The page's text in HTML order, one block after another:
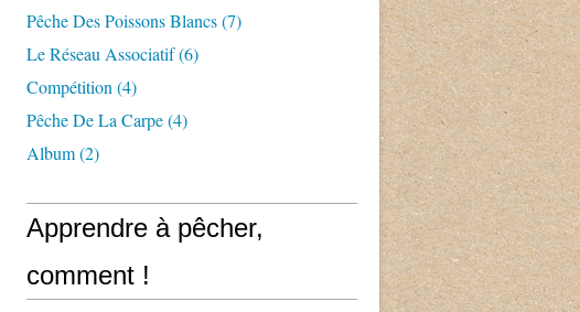
Pêche Des Poissons Blancs(7)
Le Réseau Associatif(6)
Compétition (4)
Pêche De La Carpe(4)
Album(2)
Apprendre à pêcher,
comment !